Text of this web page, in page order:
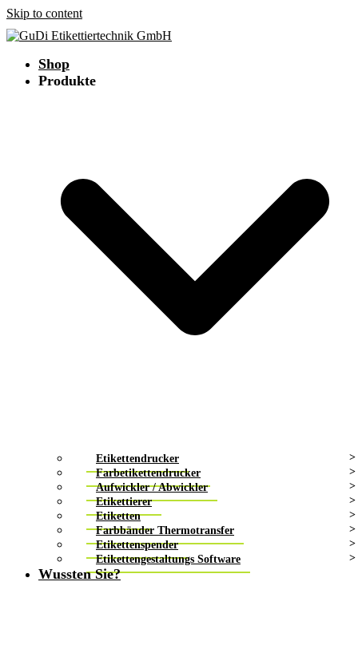
Skip to content
Shop
Produkte
Etikettendrucker
Farbetikettendrucker
Aufwickler / Abwickler
Etikettierer
Etiketten
Farbbänder Thermotransfer
Etikettenspender
Etikettengestaltungs Software
Wussten Sie?